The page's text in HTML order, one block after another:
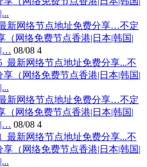
最新网络节点地址免费分享…不定
网络免费节点香港|日本|韩国|
|… 08/08 4
最新网络节点地址免费分享…不定
网络免费节点香港|日本|韩国|
|… 08/08 4